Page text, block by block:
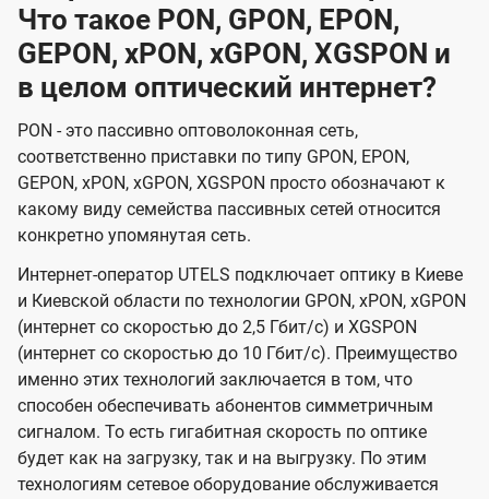
Что такое PON, GPON, EPON,
GEPON, xPON, xGPON, XGSPON и
в целом оптический интернет?
PON - это пассивно оптоволоконная сеть,
соответственно приставки по типу GPON, EPON,
GEPON, xPON, xGPON, XGSPON просто обозначают к
какому виду семейства пассивных сетей относится
конкретно упомянутая сеть.
Интернет-оператор UTELS подключает оптику в Киеве
и Киевской области по технологии GPON, xPON, xGPON
(интернет со скоростью до 2,5 Гбит/с) и XGSPON
(интернет со скоростью до 10 Гбит/с). Преимущество
именно этих технологий заключается в том, что
способен обеспечивать абонентов симметричным
сигналом. То есть гигабитная скорость по оптике
будет как на загрузку, так и на выгрузку. По этим
технологиям сетевое оборудование обслуживается